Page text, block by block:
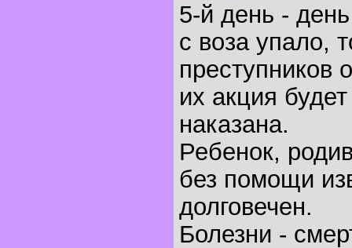
5-й день -
с воза упало,
их акция
наказана.
Ребенок,
без помощи
долговечен.
Болезни -